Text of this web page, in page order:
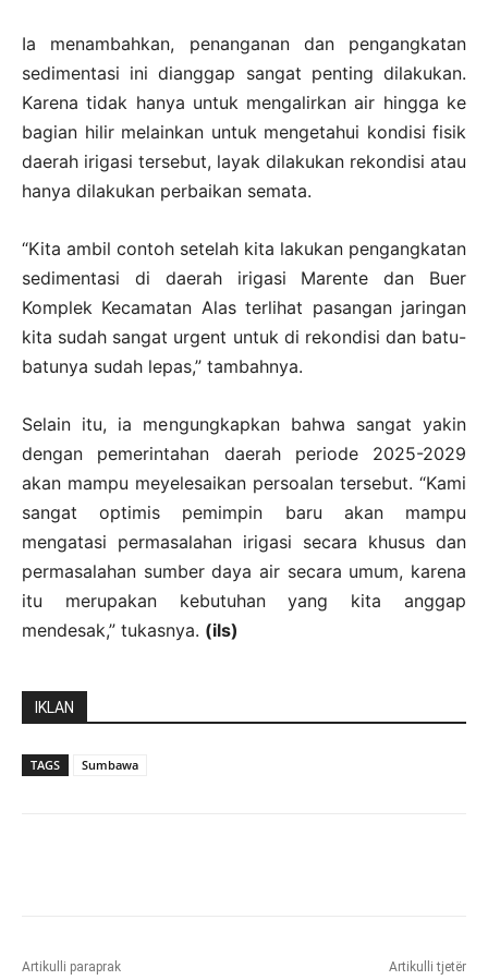
Ia menambahkan, penanganan dan pengangkatan
sedimentasi ini dianggap sangat penting dilakukan.
Karena tidak hanya untuk mengalirkan air hingga ke
bagian hilir melainkan untuk mengetahui kondisi fisik
daerah irigasi tersebut, layak dilakukan rekondisi atau
hanya dilakukan perbaikan semata.
“Kita ambil contoh setelah kita lakukan pengangkatan
sedimentasi di daerah irigasi Marente dan Buer
Komplek Kecamatan Alas terlihat pasangan jaringan
kita sudah sangat urgent untuk di rekondisi dan batu-
batunya sudah lepas,” tambahnya.
Selain itu, ia mengungkapkan bahwa sangat yakin
dengan pemerintahan daerah periode 2025-2029
akan mampu meyelesaikan persoalan tersebut. “Kami
sangat optimis pemimpin baru akan mampu
mengatasi permasalahan irigasi secara khusus dan
permasalahan sumber daya air secara umum, karena
itu merupakan kebutuhan yang kita anggap
mendesak,” tukasnya. (ils)
IKLAN
TAGS Sumbawa
Artikulli paraprak Artikulli tjetër